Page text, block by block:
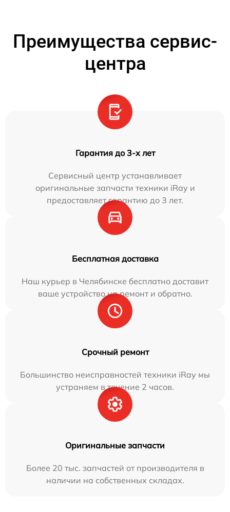
Преимущества сервис-
центра
Гарантия до 3-х лет
Сервисный центр устанавливает
оригинальные запчасти техники iRay и
предоставляет гарантию до 3 лет.
Бесплатная доставка
Наш курьер в Челябинске бесплатно доставит
ваше устройство на ремонт и обратно.
Срочный ремонт
Большинство неисправностей техники iRay мы
устраняем в течение 2 часов.
Оригинальные запчасти
Более 20 тыс. запчастей от производителя в
наличии на собственных складах.